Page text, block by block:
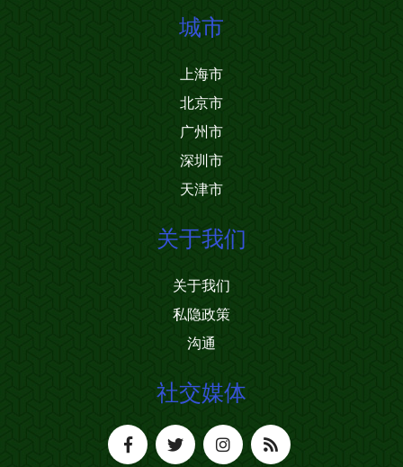
城市
上海市
北京市
广州市
深圳市
天津市
关于我们
关于我们
私隐政策
沟通
社交媒体